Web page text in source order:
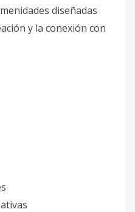
diseñadas
y la conexión con